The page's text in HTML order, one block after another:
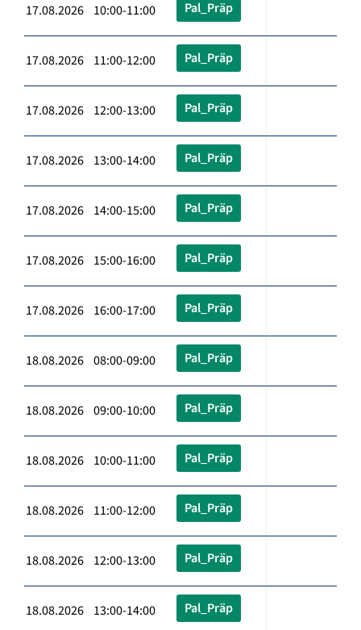
17.08.2026 10:00-11:00 Pal_Präp
17.08.2026 11:00-12:00 Pal_Präp
17.08.2026 12:00-13:00 Pal_Präp
17.08.2026 13:00-14:00 Pal_Präp
17.08.2026 14:00-15:00 Pal_Präp
17.08.2026 15:00-16:00 Pal_Präp
17.08.2026 16:00-17:00 Pal_Präp
18.08.2026 08:00-09:00 Pal_Präp
18.08.2026 09:00-10:00 Pal_Präp
18.08.2026 10:00-11:00 Pal_Präp
18.08.2026 11:00-12:00 Pal_Präp
18.08.2026 12:00-13:00 Pal_Präp
18.08.2026 13:00-14:00 Pal_Präp